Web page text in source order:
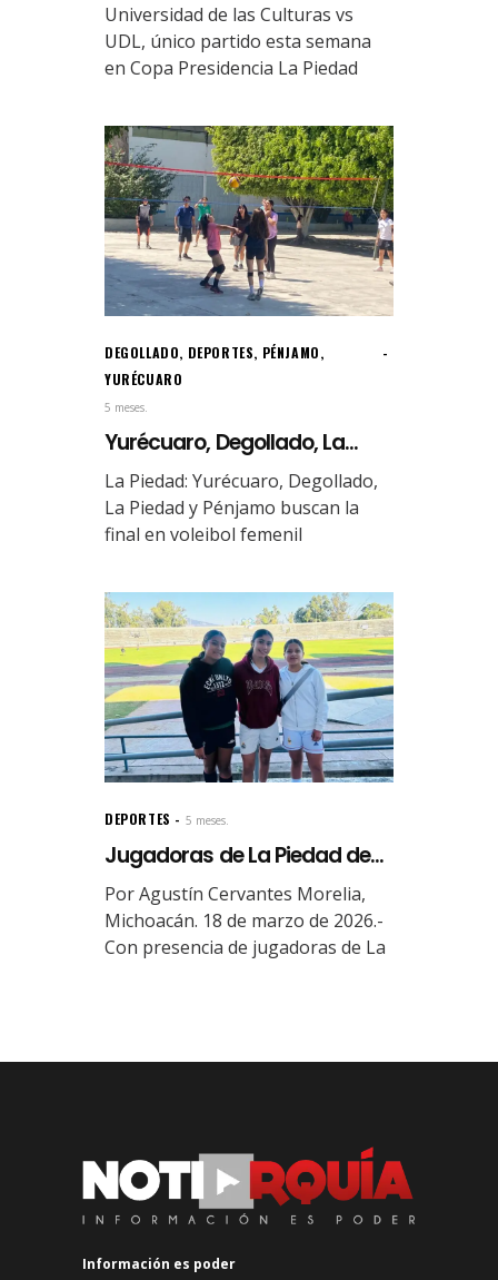
Universidad de las Culturas vs
UDL, único partido esta semana
en Copa Presidencia La Piedad
DEGOLLADO, DEPORTES, PÉNJAMO,
YURÉCUARO
5 meses.
Yurécuaro, Degollado, La...
La Piedad: Yurécuaro, Degollado,
La Piedad y Pénjamo buscan la
final en voleibol femenil
DEPORTES 5 meses.
Jugadoras de La Piedad de...
Por Agustín Cervantes Morelia,
Michoacán. 18 de marzo de 2026.-
Con presencia de jugadoras de La
Información es poder